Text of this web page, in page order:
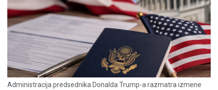
Administracija predsednika Donalda Trump-a razmatra izmene